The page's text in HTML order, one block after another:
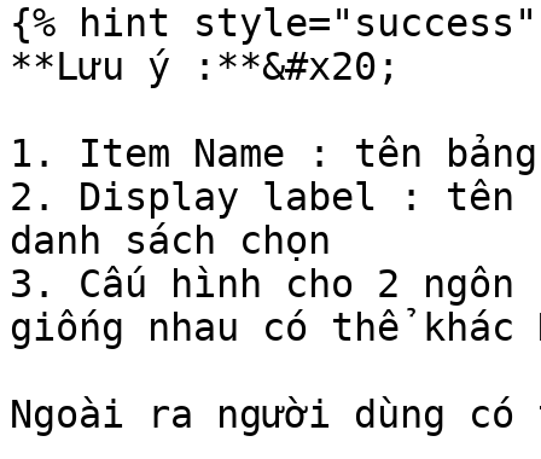
{% hint style="success"
**Lưu ý :**&#x20;
1. Item Name : tên
2. Display label : tên
danh sách chọn
3. Cấu hình cho 2
giống nhau có thể
Ngoài ra người dùng có